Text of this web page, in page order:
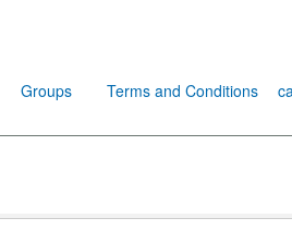
Groups Terms and Conditions